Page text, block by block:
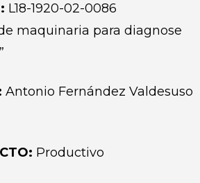
L18-1920-02-0086
maquinaria para diagnose
Antonio Fernández Valdesuso
Productivo